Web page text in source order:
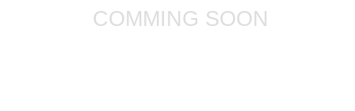
COMMING SOON